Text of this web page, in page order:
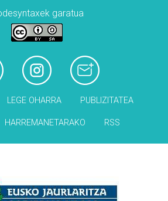
garatua
LEGE OHARRA PUBLIZITATEA
HARREMANETARAKO RSS